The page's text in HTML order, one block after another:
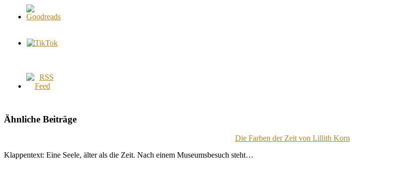
Ähnliche Beiträge
Die Farben der Zeit von Lillith Korn
Klappentext: Eine Seele, älter als die Zeit. Nach einem Museumsbesuch steht…